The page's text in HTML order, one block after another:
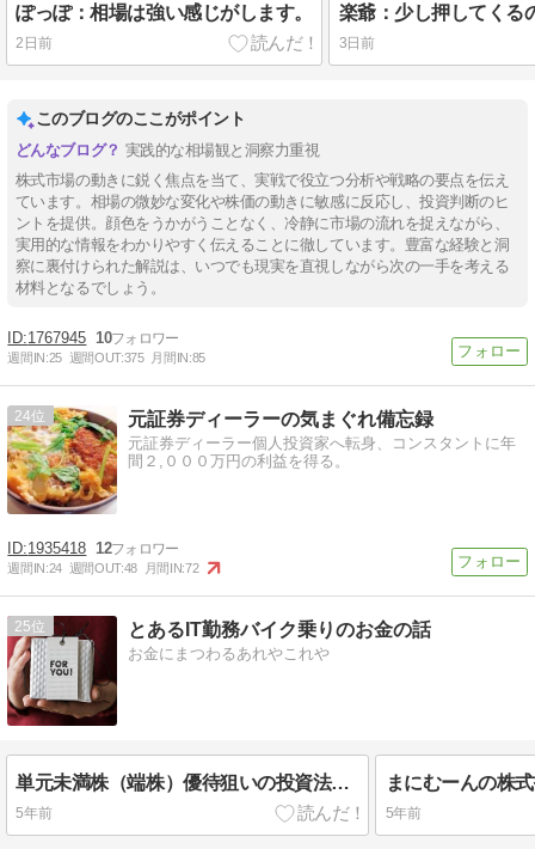
ぽっぽ：相場は強い感じがします。
2日前
楽爺：少し押してくる
3日前
このブログのここがポイント
実践的な相場観と洞察力重視
株式市場の動きに鋭く焦点を当て、実戦で役立つ分析や戦略の要点を伝え
ています。相場の微妙な変化や株価の動きに敏感に反応し、投資判断のヒ
ントを提供。顔色をうかがうことなく、冷静に市場の流れを捉えながら、
実用的な情報をわかりやすく伝えることに徹しています。豊富な経験と洞
察に裏付けられた解説は、いつでも現実を直視しながら次の一手を考える
材料となるでしょう。
1767945 10
週間IN:25 週間OUT:375 月間IN:85
24 元証券ディーラーの気まぐれ備忘録
元証券ディーラー個人投資家へ転身、コンスタントに年
間２,０００万円の利益を得る。
1935418 12
週間IN:24 週間OUT:48 月間IN:72
25 とあるIT勤務バイク乗りのお金の話
お金にまつわるあれやこれや
単元未満株（端株）優待狙いの投資法について
5年前 5年前